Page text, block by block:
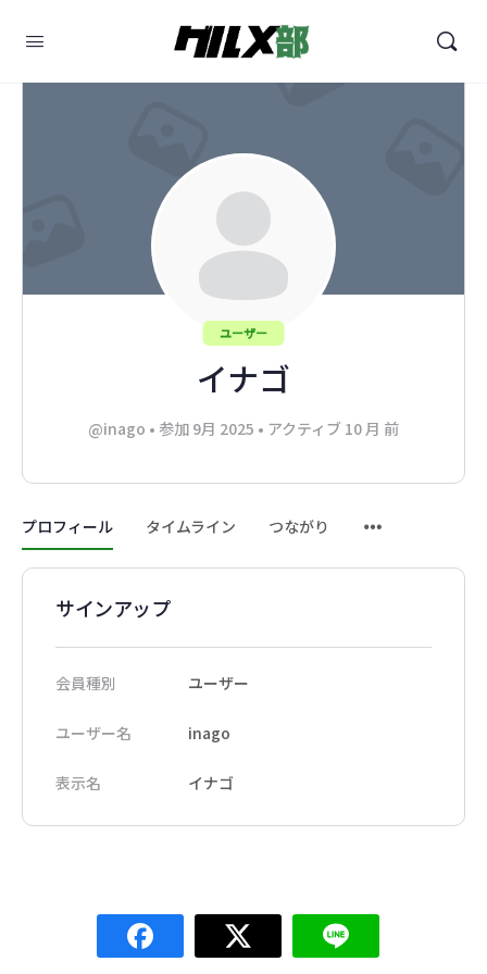
ユーザー
イナゴ
@inago • 参加 9月 2025 • アクティブ 10 月 前
プロフィール タイムライン つながり
ュ
イ
サインアップ
会員種別 ユーザー
ユーザー名 inago
表示名 イナゴ